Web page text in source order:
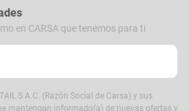
en CARSA que tenemos para ti
S.A.C. (Razón Social de Carsa) y sus
mantengan informado(a) de nuevas ofertas y